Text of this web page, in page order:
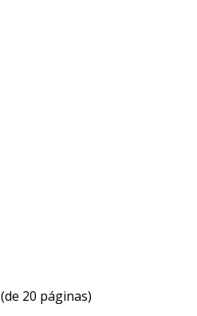
(de 20 páginas)